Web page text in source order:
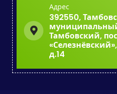
Адрес
392550,
Тамбовский,
д.14